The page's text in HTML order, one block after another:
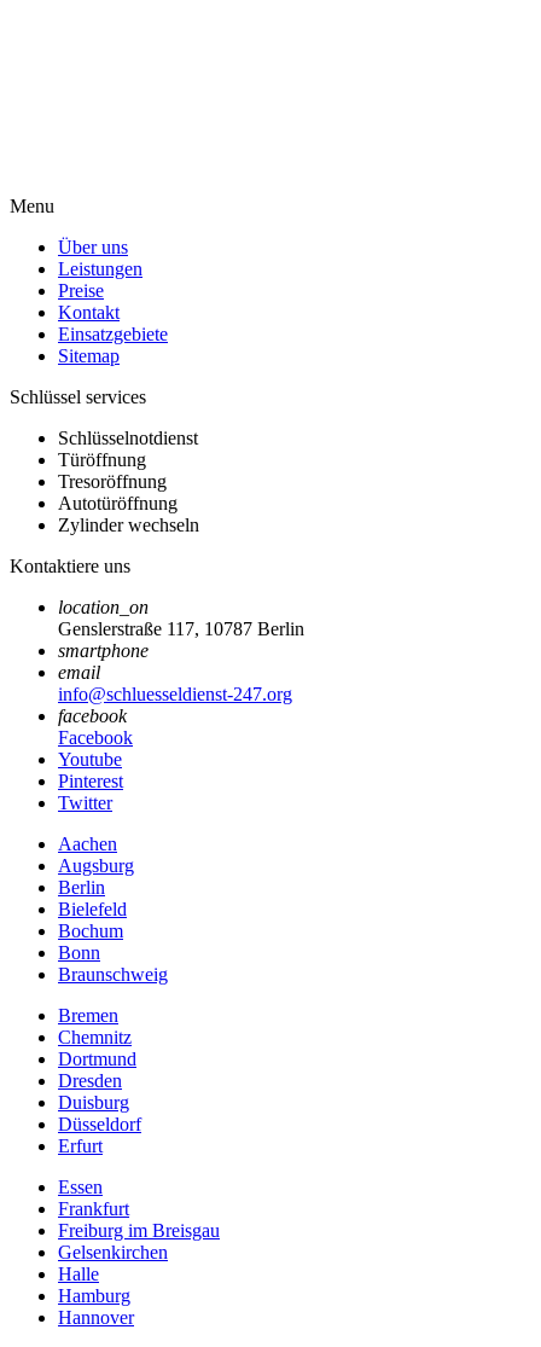
Menu
Über uns
Leistungen
Preise
Kontakt
Einsatzgebiete
Sitemap
Schlüssel services
Schlüsselnotdienst
Türöffnung
Tresoröffnung
Autotüröffnung
Zylinder wechseln
Kontaktiere uns
location_on
Genslerstraße 117, 10787 Berlin
smartphone
email
info@schluesseldienst-247.org
facebook
Facebook
Youtube
Pinterest
Twitter
Aachen
Augsburg
Berlin
Bielefeld
Bochum
Bonn
Braunschweig
Bremen
Chemnitz
Dortmund
Dresden
Duisburg
Düsseldorf
Erfurt
Essen
Frankfurt
Freiburg im Breisgau
Gelsenkirchen
Halle
Hamburg
Hannover